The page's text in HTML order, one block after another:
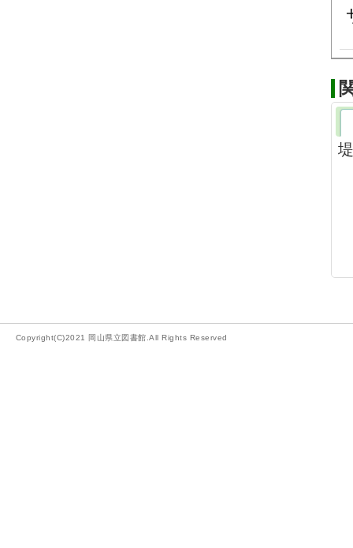
Copyright(C)2021 岡山県立図書館.All Rights Reserved